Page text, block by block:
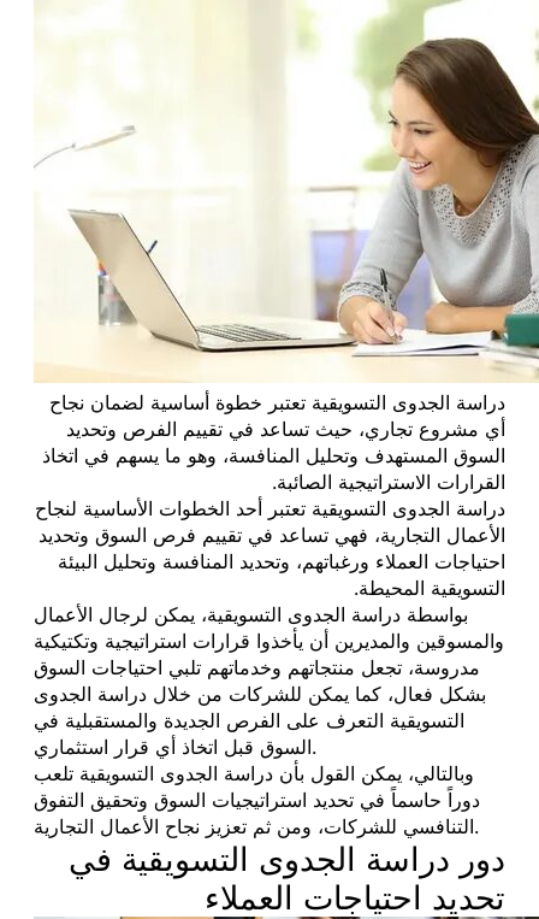
دراسة الجدوى التسويقية تعتبر خطوة أساسية لضمان نجاح
أي مشروع تجاري، حيث تساعد في تقييم الفرص وتحديد
السوق المستهدف وتحليل المنافسة، وهو ما يسهم في اتخاذ
القرارات الاستراتيجية الصائبة.
دراسة الجدوى التسويقية تعتبر أحد الخطوات الأساسية لنجاح
الأعمال التجارية، فهي تساعد في تقييم فرص السوق وتحديد
احتياجات العملاء ورغباتهم، وتحديد المنافسة وتحليل البيئة
التسويقية المحيطة.
بواسطة دراسة الجدوى التسويقية، يمكن لرجال الأعمال
والمسوقين والمديرين أن يأخذوا قرارات استراتيجية وتكتيكية
مدروسة، تجعل منتجاتهم وخدماتهم تلبي احتياجات السوق
بشكل فعال، كما يمكن للشركات من خلال دراسة الجدوى
التسويقية التعرف على الفرص الجديدة والمستقبلية في
السوق قبل اتخاذ أي قرار استثماري.
وبالتالي، يمكن القول بأن دراسة الجدوى التسويقية تلعب
دوراً حاسماً في تحديد استراتيجيات السوق وتحقيق التفوق
التنافسي للشركات، ومن ثم تعزيز نجاح الأعمال التجارية.
دور دراسة الجدوى التسويقية في
تحديد احتياجات العملاء